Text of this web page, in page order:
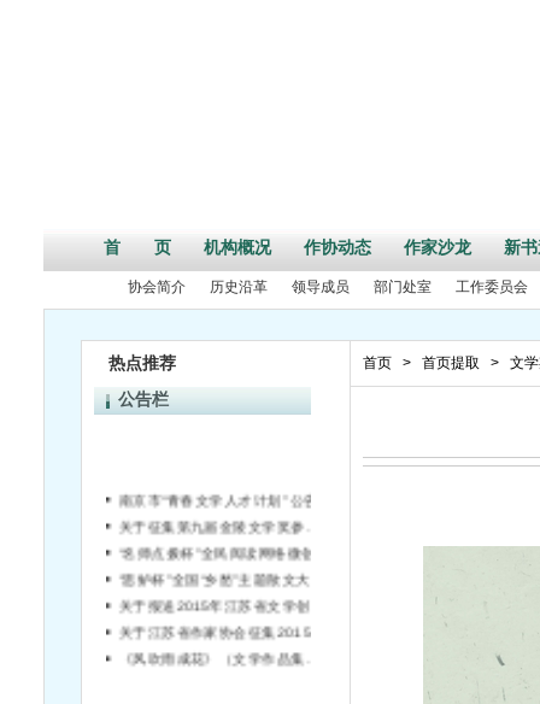
首 页 机构概况 作协动态 作家沙龙 新
协会简介 历史沿革 领导成员 部门处室 工作委员会
热点推荐
公告栏
关于征集第九届金陵文学奖参评作品的通知
《风吹雨成花》（文学作品集）征稿启事
首页 > 首页提取 > 文